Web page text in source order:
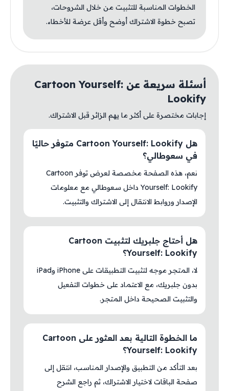
الخطوات المناسبة للتثبيت من خلال الشروحات،
تصبح خطوة الاشتراك أوضح وأقل عرضة للأخطاء.
أسئلة سريعة عن Cartoon Yourself:
Lookify
إجابات مختصرة على أكثر ما يهم الزائر قبل الاشتراك.
هل Cartoon Yourself: Lookify متوفر حاليًا
في سعوطالي؟
نعم، هذه الصفحة مخصصة لعرض توفر Cartoon
Yourself: Lookify داخل سعوطالي مع معلومات
الإصدار وروابط الانتقال إلى الاشتراك والتثبيت.
هل أحتاج جلبريك لتثبيت Cartoon
Yourself: Lookify؟
لا، المتجر موجه لتثبيت التطبيقات على iPhone وiPad
بدون جلبريك، مع الاعتماد على خطوات التفعيل
والتثبيت الصحيحة داخل المتجر.
ما الخطوة التالية بعد العثور على Cartoon
Yourself: Lookify؟
بعد التأكد من التطبيق والإصدار المناسب، انتقل إلى
صفحة الباقات لاختيار الاشتراك، ثم راجع الشرح